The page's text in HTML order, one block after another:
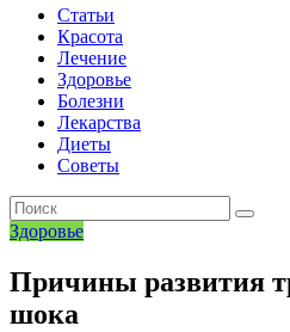
Статьи
Красота
Лечение
Здоровье
Болезни
Лекарства
Диеты
Советы
Здоровье
Причины развития
шока